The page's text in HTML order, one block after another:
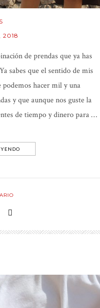
2018
de prendas que ya has
sabes que el sentido de mis
hacer mil y una
y que aunque nos guste la
de tiempo y dinero para …